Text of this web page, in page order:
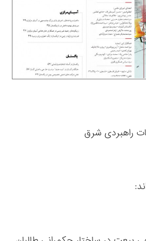
راهبردی شرق